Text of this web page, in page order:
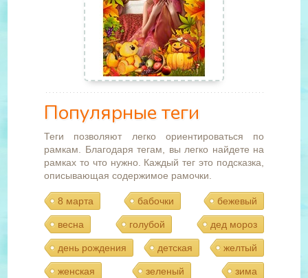
Популярные теги
Теги позволяют легко ориентироваться по
рамкам. Благодаря тегам, вы легко найдете на
рамках то что нужно. Каждый тег это подсказка,
описывающая содержимое рамочки.
8 марта бабочки бежевый
весна голубой дед мороз
день рождения детская желтый
женская зеленый зима